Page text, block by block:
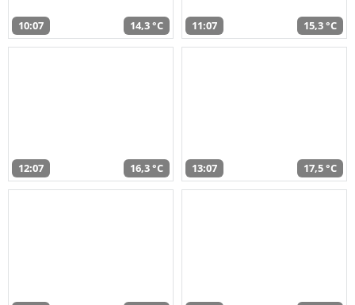
10:07 14,3 °C 11:07 15,3 °C
12:07 16,3 °C 13:07 17,5 °C